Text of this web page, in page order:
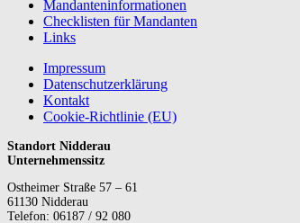
Mandanteninformationen
Checklisten für Mandanten
Links
Impressum
Datenschutzerklärung
Kontakt
Cookie-Richtlinie (EU)
Standort Nidderau
Unternehmenssitz
Ostheimer Straße 57 – 61
61130 Nidderau
Telefon: 06187 / 92 080